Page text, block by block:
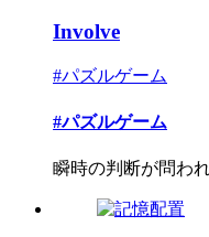
Involve
#パズルゲーム
#パズルゲーム
瞬時の判断が問わ